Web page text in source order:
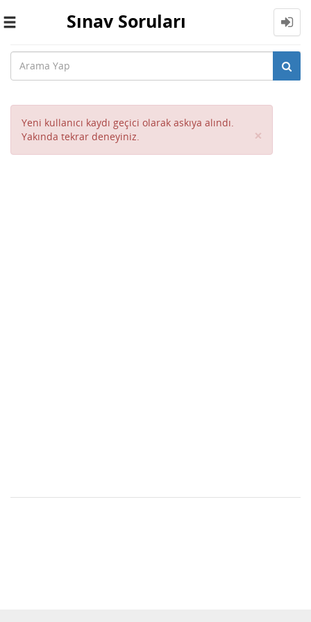
Toggle
Sınav Soruları
Yeni kullanıcı kaydı geçici olarak askıya alındı.
Yakında tekrar deneyiniz.
×